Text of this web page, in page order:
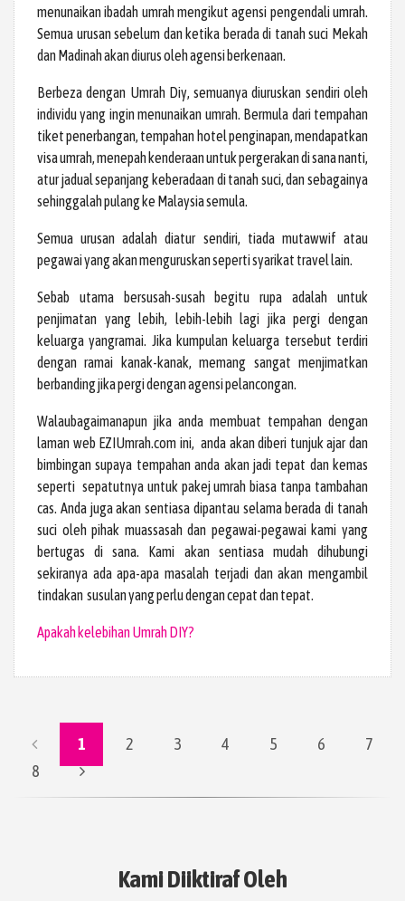
menunaikan ibadah umrah mengikut agensi pengendali umrah.
Semua urusan sebelum dan ketika berada di tanah suci Mekah
dan Madinah akan diurus oleh agensi berkenaan.
Berbeza dengan Umrah Diy, semuanya diuruskan sendiri oleh
individu yang ingin menunaikan umrah. Bermula dari tempahan
tiket penerbangan, tempahan hotel penginapan, mendapatkan
visa umrah, menepah kenderaan untuk pergerakan di sana nanti,
atur jadual sepanjang keberadaan di tanah suci, dan sebagainya
sehinggalah pulang ke Malaysia semula.
Semua urusan adalah diatur sendiri, tiada mutawwif atau
pegawai yang akan menguruskan seperti syarikat travel lain.
Sebab utama bersusah-susah begitu rupa adalah untuk
penjimatan yang lebih, lebih-lebih lagi jika pergi dengan
keluarga yangramai. Jika kumpulan keluarga tersebut terdiri
dengan ramai kanak-kanak, memang sangat menjimatkan
berbanding jika pergi dengan agensi pelancongan.
Walaubagaimanapun jika anda membuat tempahan dengan
laman web EZIUmrah.com ini, anda akan diberi tunjuk ajar dan
bimbingan supaya tempahan anda akan jadi tepat dan kemas
seperti sepatutnya untuk pakej umrah biasa tanpa tambahan
cas. Anda juga akan sentiasa dipantau selama berada di tanah
suci oleh pihak muassasah dan pegawai-pegawai kami yang
bertugas di sana. Kami akan sentiasa mudah dihubungi
sekiranya ada apa-apa masalah terjadi dan akan mengambil
tindakan susulan yang perlu dengan cepat dan tepat.
Apakah kelebihan Umrah DIY?
1 2 3 4 5 6
7
8
Kami Diiktiraf Oleh